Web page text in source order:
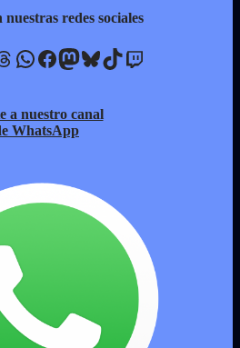
nuestras redes sociales
WhatsApp Facebook Mastodon Bluesky TikTok Twitch
a nuestro canal
WhatsApp